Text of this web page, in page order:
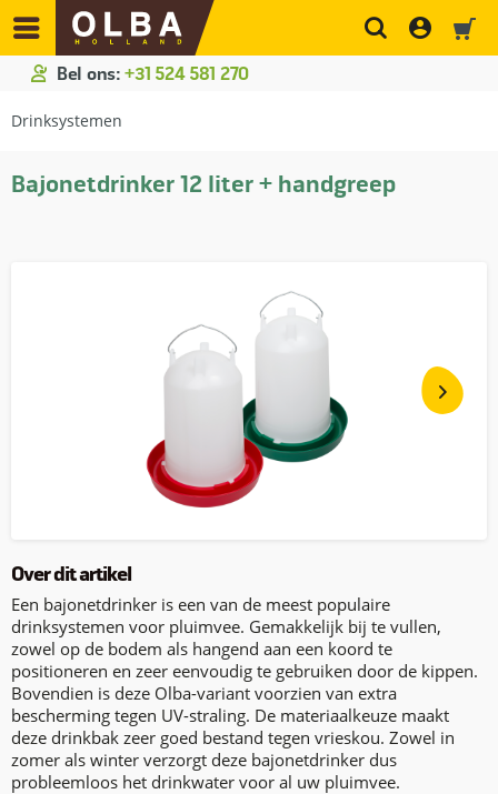
Bel ons: +31 524 581 270
Drinksystemen
Bajonetdrinker 12 liter + handgreep
Over dit artikel
Een bajonetdrinker is een van de meest populaire
drinksystemen voor pluimvee. Gemakkelijk bij te vullen,
zowel op de bodem als hangend aan een koord te
positioneren en zeer eenvoudig te gebruiken door de kippen.
Bovendien is deze Olba-variant voorzien van extra
bescherming tegen UV-straling. De materiaalkeuze maakt
deze drinkbak zeer goed bestand tegen vrieskou. Zowel in
zomer als winter verzorgt deze bajonetdrinker dus
probleemloos het drinkwater voor al uw pluimvee.